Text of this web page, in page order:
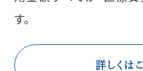
す。
詳しくは